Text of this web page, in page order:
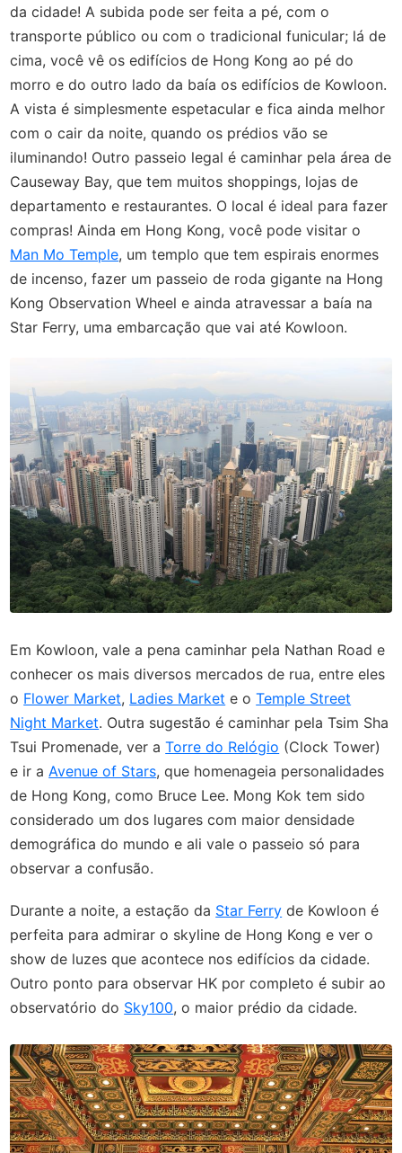
da cidade! A subida pode ser feita a pé, com o
transporte público ou com o tradicional funicular; lá de
cima, você vê os edifícios de Hong Kong ao pé do
morro e do outro lado da baía os edifícios de Kowloon.
A vista é simplesmente espetacular e fica ainda melhor
com o cair da noite, quando os prédios vão se
iluminando! Outro passeio legal é caminhar pela área de
Causeway Bay, que tem muitos shoppings, lojas de
departamento e restaurantes. O local é ideal para fazer
compras! Ainda em Hong Kong, você pode visitar o
Man Mo Temple, um templo que tem espirais enormes
de incenso, fazer um passeio de roda gigante na Hong
Kong Observation Wheel e ainda atravessar a baía na
Star Ferry, uma embarcação que vai até Kowloon.
Em Kowloon, vale a pena caminhar pela Nathan Road e
conhecer os mais diversos mercados de rua, entre eles
o Flower Market, Ladies Market e oTemple Street
Night Market. Outra sugestão é caminhar pela Tsim Sha
Tsui Promenade, ver aTorre do Relógio (Clock Tower)
e ir aAvenue of Stars, que homenageia personalidades
de Hong Kong, como Bruce Lee. Mong Kok tem sido
considerado um dos lugares com maior densidade
demográfica do mundo e ali vale o passeio só para
observar a confusão.
Durante a noite, a estação da Star Ferry de Kowloon é
perfeita para admirar o skyline de Hong Kong e ver o
show de luzes que acontece nos edifícios da cidade.
Outro ponto para observar HK por completo é subir ao
observatório do Sky100, o maior prédio da cidade.